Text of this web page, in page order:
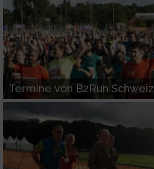
Termine von B2Run Schweiz